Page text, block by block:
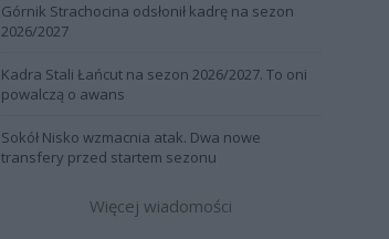
Górnik Strachocina odsłonił kadrę na sezon
2026/2027
Kadra Stali Łańcut na sezon 2026/2027. To oni
powalczą o awans
Sokół Nisko wzmacnia atak. Dwa nowe
transfery przed startem sezonu
Więcej wiadomości